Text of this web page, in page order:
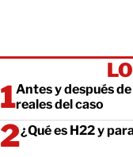
Antes y después
reales del caso
¿Qué es H22 y